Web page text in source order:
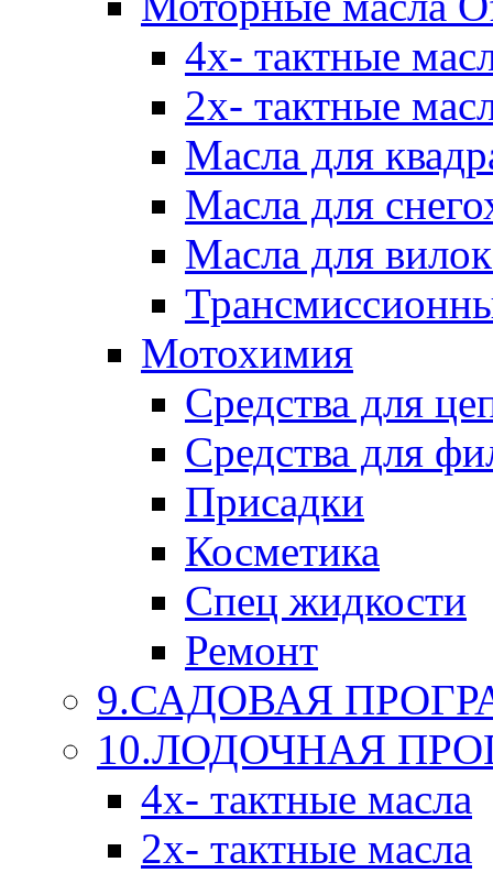
4х- тактные
2х- тактные
Масла для
Масла для
Масла для
Мотохимия
Средства для
Средства для
Присадки
Косметика
Спец жидкости
Ремонт
9.САДОВАЯ
10.ЛОДОЧНАЯ
4х- тактные масла
2х- тактные масла